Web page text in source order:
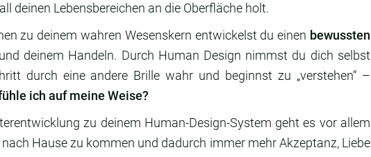
deinen Lebensbereichen an die Oberfläche holt.
zu deinem wahren Wesenskern entwickelst du einen bewussten
deinem Handeln. Durch Human Design nimmst du dich selbst
durch eine andere Brille wahr und beginnst zu „verstehen“ –
ich auf meine Weise?
zu deinem Human-Design-System geht es vor allem
Hause zu kommen und dadurch immer mehr Akzeptanz, Liebe